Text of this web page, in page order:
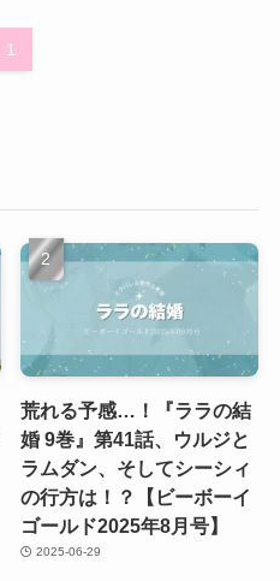
1
荒れる予感…！『ララの結
婚 9巻』第41話、ウルジと
ラムダン、そしてシーシィ
の行方は！？【ビーボーイ
ゴールド2025年8月号】
2025-06-29